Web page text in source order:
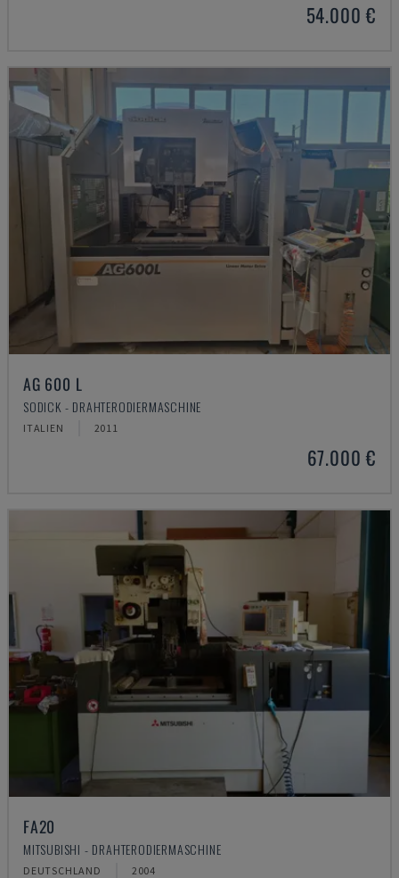
54.000 €
AG 600 L
SODICK - DRAHTERODIERMASCHINE
ITALIEN 2011
67.000 €
FA20
MITSUBISHI - DRAHTERODIERMASCHINE
DEUTSCHLAND 2004